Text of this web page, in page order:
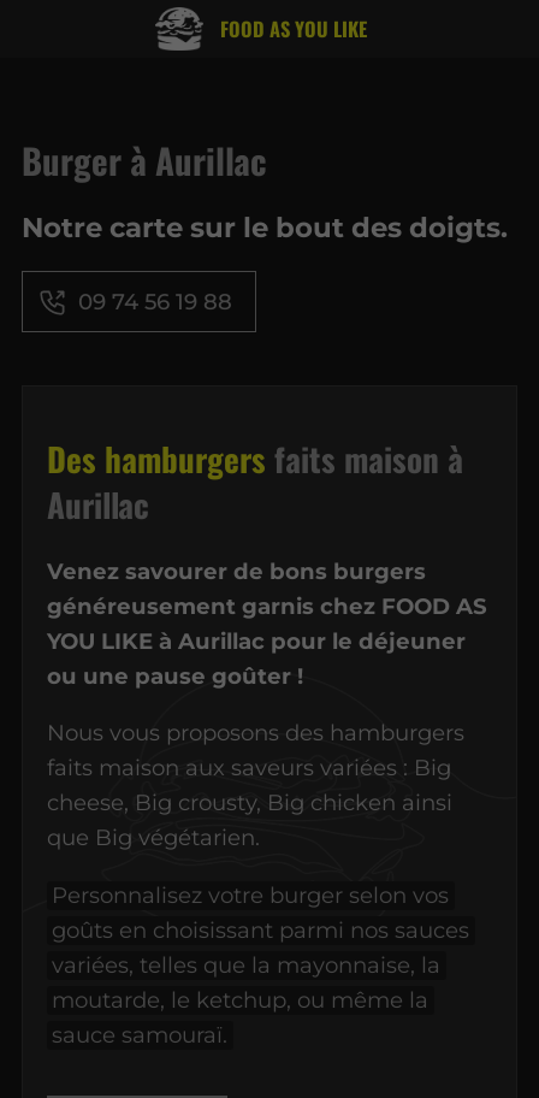
FOOD AS YOU LIKE
Burger à Aurillac
Notre carte sur le bout des doigts.
09 74 56 19 88
Des hamburgers faits maison à
Aurillac
Venez savourer de bons burgers
généreusement garnis chez FOOD AS
YOU LIKE à Aurillac pour le déjeuner
ou une pause goûter !
Nous vous proposons des hamburgers
faits maison aux saveurs variées : Big
cheese, Big crousty, Big chicken ainsi
que Big végétarien.
Personnalisez votre burger selon vos
goûts en choisissant parmi nos sauces
variées, telles que la mayonnaise, la
moutarde, le ketchup, ou même la
sauce samouraï.